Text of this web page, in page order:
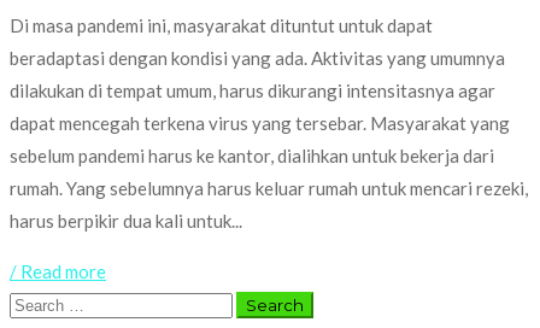
Di masa pandemi ini, masyarakat dituntut untuk dapat
beradaptasi dengan kondisi yang ada. Aktivitas yang umumnya
dilakukan di tempat umum, harus dikurangi intensitasnya agar
dapat mencegah terkena virus yang tersebar. Masyarakat yang
sebelum pandemi harus ke kantor, dialihkan untuk bekerja dari
rumah. Yang sebelumnya harus keluar rumah untuk mencari rezeki,
harus berpikir dua kali untuk...
/ Read more
Search